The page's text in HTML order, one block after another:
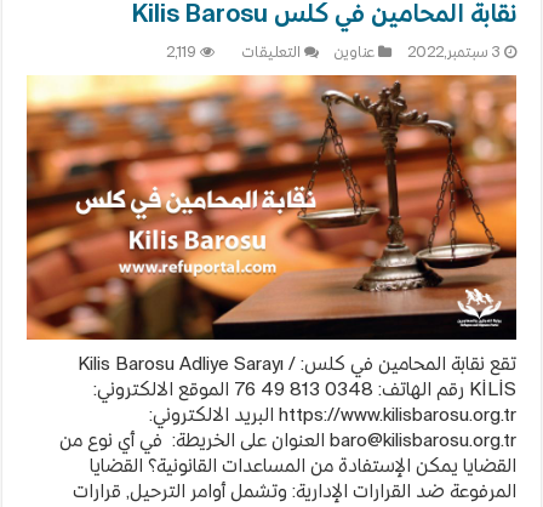
نقابة المحامين في كلس Kilis Barosu
3 سبتمبر,2022 عناوين التعليقات
المحامين
كلس
Kilis
Barosu
مغلقة
2,119
تقع نقابة المحامين في كلس: Kilis Barosu Adliye Sarayı /
KİLİS رقم الهاتف: 0348 813 49 76 الموقع الالكتروني:
https://www.kilisbarosu.org.tr البريد الالكتروني:
baro@kilisbarosu.org.tr
العنوان على الخريطة: في أي نوع من
القضايا يمكن الإستفادة من المساعدات القانونية؟ القضايا
المرفوعة ضد القرارات الإدارية: وتشمل أوامر الترحيل, قرارات